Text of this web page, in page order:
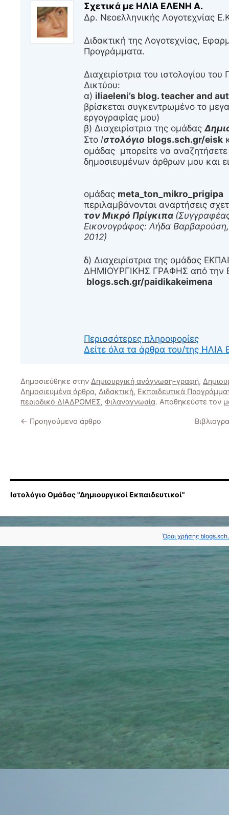
Σχετικά με ΗΛΙΑ ΕΛΕΝΗ A.
Δρ. Νεοελληνικής Λογοτεχνίας
Διδακτική της Λογοτεχνίας,
Προγράμματα.
Διαχειρίστρια τoυ ιστολογίου
Δικτύου:
α) iliaeleni’s blog. teacher and
βρίσκεται συγκεντρωμένο το
εργογραφίας μου)
β) Διαχειρίστρια της ομάδας
Στο Ιστολόγιο blogs.sch.gr/eisk
ομάδας μπορείτε να αναζητήσετε
δημοσιευμένων άρθρων μου και
ομάδας meta_ton_mikro_prigipa
περιλαμβάνονται αναρτήσεις
τον Μικρό Πρίγκιπα
Εικονογράφος: Λήδα
2012)
δ) Διαχειρίστρια της ομάδας
ΔΗΜΙΟΥΡΓΙΚΗΣ ΓΡΑΦΗΣ από την
blogs.sch.gr/paidikakeimena
Περισσότερες πληροφορίες
Δείτε όλα τα άρθρα του/της
Δημοσιεύθηκε στην Δημιουργική ανάγνωση-γραφή,
Δημοσιευμένα άρθρα, Διδακτική, Εκπαιδευτικά
περιοδικό ΔΙΑΔΡΟΜΕΣ, Φιλαναγνωσία. Αποθηκεύστε τον
← Προηγούμενο άρθρο
Ιστολόγιο Ομάδας "Δημιουργικοί Εκπαιδευτικοί"
Όροι χρήσης